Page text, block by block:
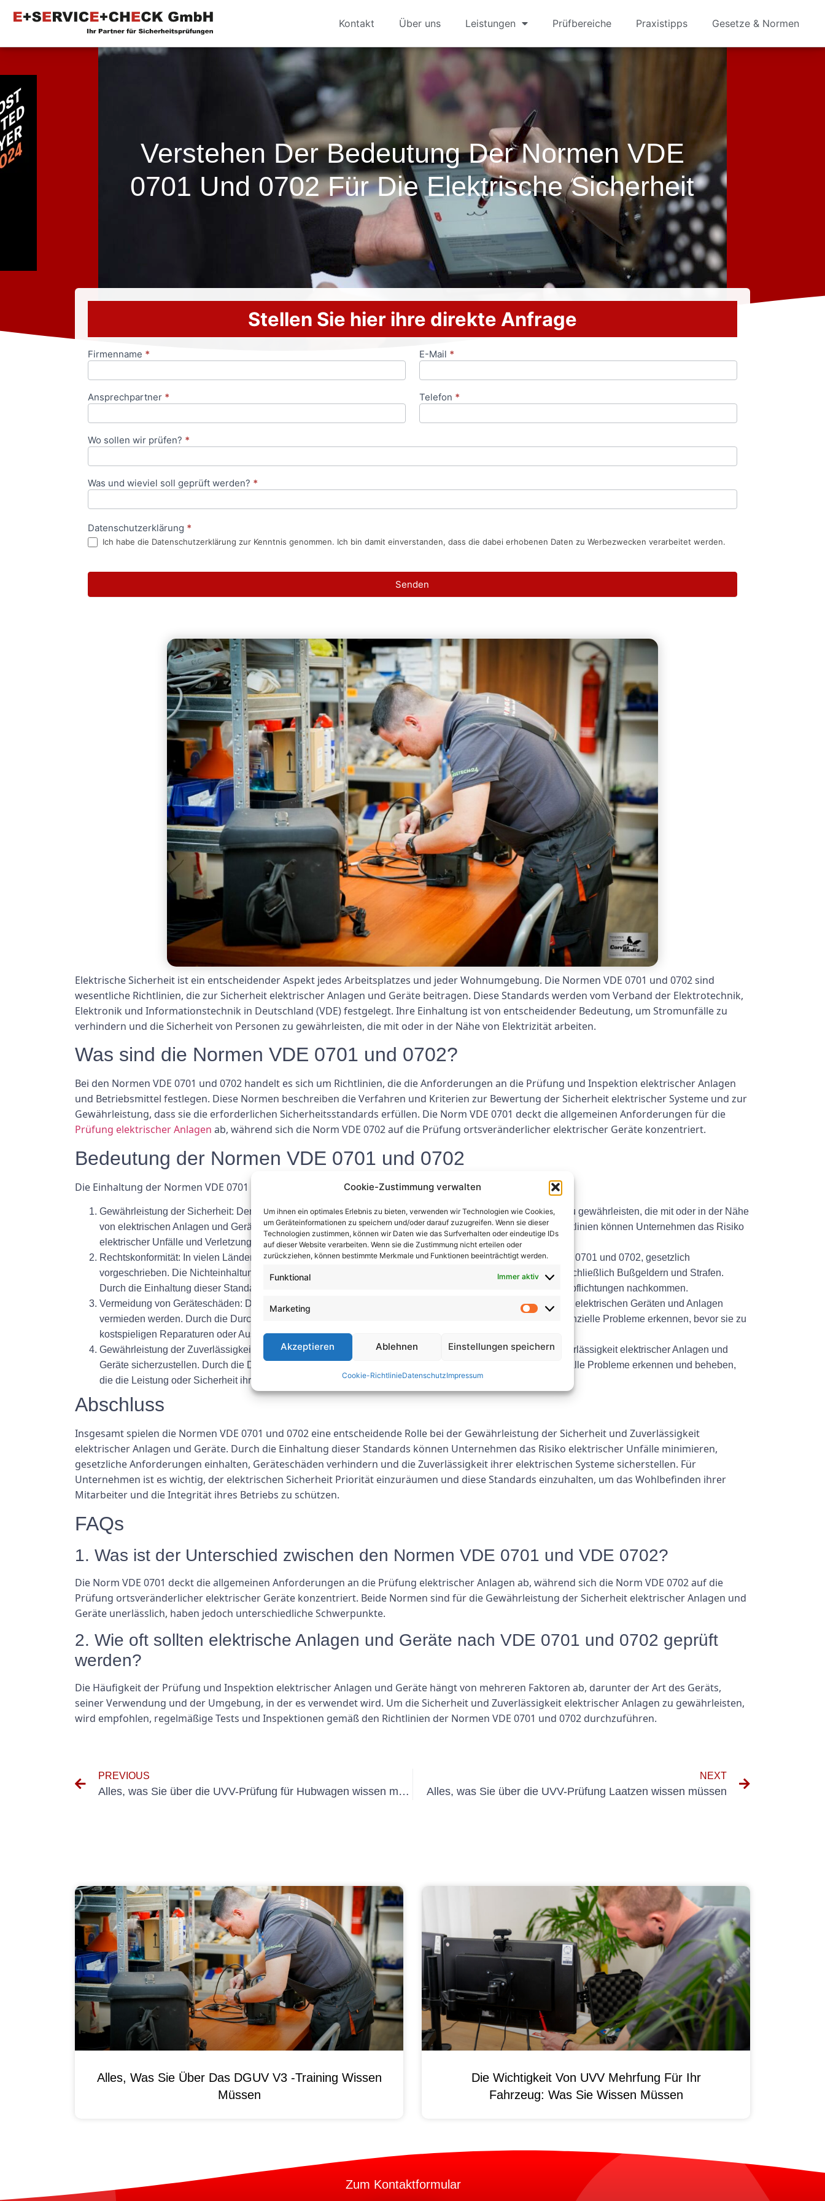
Cookie-Zustimmung verwalten
Um ihnen ein optimales Erlebnis zu bieten, verwenden wir Technologien wie Cookies,
um Geräteinformationen zu speichern und/oder darauf zuzugreifen. Wenn sie dieser
Technologien zustimmen, können wir Daten wie das Surfverhalten oder eindeutige IDs
auf dieser Website verarbeiten. Wenn sie die Zustimmung nicht erteilen oder
zurückziehen, können bestimmte Merkmale und Funktionen beeinträchtigt werden.
Funktional Immer aktiv
Marketing
Akzeptieren Ablehnen Einstellungen speichern
Cookie-RichtlinieDatenschutzImpressum
Kontakt Über uns Leistungen Prüfbereiche Praxistipps Gesetze & Normen
Verstehen Der Bedeutung Der Normen VDE
0701 Und 0702 Für Die Elektrische Sicherheit
Stellen Sie hier ihre direkte Anfrage
Anfrageformular
Firmenname * E-Mail *
Ansprechpartner * Telefon *
Wo sollen wir prüfen? *
Was und wieviel soll geprüft werden? *
Datenschutzerklärung *
Ich habe die Datenschutzerklärung zur Kenntnis genommen. Ich bin damit einverstanden, dass die dabei erhobenen Daten zu Werbezwecken verarbeitet werden.
Senden
Elektrische Sicherheit ist ein entscheidender Aspekt jedes Arbeitsplatzes und jeder Wohnumgebung. Die Normen VDE 0701 und 0702 sind
wesentliche Richtlinien, die zur Sicherheit elektrischer Anlagen und Geräte beitragen. Diese Standards werden vom Verband der Elektrotechnik,
Elektronik und Informationstechnik in Deutschland (VDE) festgelegt. Ihre Einhaltung ist von entscheidender Bedeutung, um Stromunfälle zu
verhindern und die Sicherheit von Personen zu gewährleisten, die mit oder in der Nähe von Elektrizität arbeiten.
Was sind die Normen VDE 0701 und 0702?
Bei den Normen VDE 0701 und 0702 handelt es sich um Richtlinien, die die Anforderungen an die Prüfung und Inspektion elektrischer Anlagen
und Betriebsmittel festlegen. Diese Normen beschreiben die Verfahren und Kriterien zur Bewertung der Sicherheit elektrischer Systeme und zur
Gewährleistung, dass sie die erforderlichen Sicherheitsstandards erfüllen. Die Norm VDE 0701 deckt die allgemeinen Anforderungen für die
Prüfung elektrischer Anlagen ab, während sich die Norm VDE 0702 auf die Prüfung ortsveränderlicher elektrischer Geräte konzentriert.
Bedeutung der Normen VDE 0701 und 0702
Die Einhaltung der Normen VDE 0701 und 0702 ist aus mehreren Gründen unerlässlich:
Gewährleistung der Sicherheit: Der Hauptzweck dieser Normen besteht darin, die Sicherheit von Personen zu gewährleisten, die mit oder in der Nähe
von elektrischen Anlagen und Geräten arbeiten. Durch die Befolgung der in diesen Normen dargelegten Richtlinien können Unternehmen das Risiko
elektrischer Unfälle und Verletzungen minimieren.
Rechtskonformität: In vielen Ländern ist die Einhaltung elektrischer Sicherheitsstandards, einschließlich VDE 0701 und 0702, gesetzlich
vorgeschrieben. Die Nichteinhaltung dieser Standards kann rechtliche Konsequenzen nach sich ziehen, einschließlich Bußgeldern und Strafen.
Durch die Einhaltung dieser Standards können Organisationen sicherstellen, dass sie ihren gesetzlichen Verpflichtungen nachkommen.
Vermeidung von Geräteschäden: Durch die Einhaltung der Normen VDE 0701 und 0702 können Schäden an elektrischen Geräten und Anlagen
vermieden werden. Durch die Durchführung regelmäßiger Tests und Inspektionen können Unternehmen potenzielle Probleme erkennen, bevor sie zu
kostspieligen Reparaturen oder Austauschmaßnahmen führen.
Gewährleistung der Zuverlässigkeit:
Die Einhaltung der Normen VDE 0701 und 0702 trägt dazu bei, die Zuverlässigkeit elektrischer Anlagen und
Geräte sicherzustellen. Durch die Durchführung regelmäßiger Tests und Inspektionen können Unternehmen alle Probleme erkennen und beheben,
die die Leistung oder Sicherheit ihrer Elektroinstallationen beeinträchtigen könnten.
Abschluss
Insgesamt spielen die Normen VDE 0701 und 0702 eine entscheidende Rolle bei der Gewährleistung der Sicherheit und Zuverlässigkeit
elektrischer Anlagen und Geräte. Durch die Einhaltung dieser Standards können Unternehmen das Risiko elektrischer Unfälle minimieren,
gesetzliche Anforderungen einhalten, Geräteschäden verhindern und die Zuverlässigkeit ihrer elektrischen Systeme sicherstellen. Für
Unternehmen ist es wichtig, der elektrischen Sicherheit Priorität einzuräumen und diese Standards einzuhalten, um das Wohlbefinden ihrer
Mitarbeiter und die Integrität ihres Betriebs zu schützen.
FAQs
1. Was ist der Unterschied zwischen den Normen VDE 0701 und VDE 0702?
Die Norm VDE 0701 deckt die allgemeinen Anforderungen an die Prüfung elektrischer Anlagen ab, während sich die Norm VDE 0702 auf die
Prüfung ortsveränderlicher elektrischer Geräte konzentriert. Beide Normen sind für die Gewährleistung der Sicherheit elektrischer Anlagen und
Geräte unerlässlich, haben jedoch unterschiedliche Schwerpunkte.
2. Wie oft sollten elektrische Anlagen und Geräte nach VDE 0701 und 0702 geprüft
werden?
Die Häufigkeit der Prüfung und Inspektion elektrischer Anlagen und Geräte hängt von mehreren Faktoren ab, darunter der Art des Geräts,
seiner Verwendung und der Umgebung, in der es verwendet wird. Um die Sicherheit und Zuverlässigkeit elektrischer Anlagen zu gewährleisten,
wird empfohlen, regelmäßige Tests und Inspektionen gemäß den Richtlinien der Normen VDE 0701 und 0702 durchzuführen.
PREVIOUS
Alles, was Sie über die UVV-Prüfung für Hubwagen wissen müssen
NEXT
Alles, was Sie über die UVV-Prüfung Laatzen wissen müssen
Alles, Was Sie Über Das DGUV V3 -Training Wissen
Müssen
Die Wichtigkeit Von UVV Mehrfung Für Ihr
Fahrzeug: Was Sie Wissen Müssen
Zum Kontaktformular